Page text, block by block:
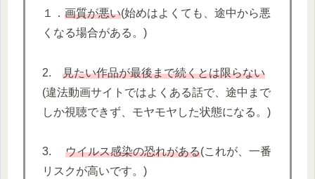
１． 画質が悪い(始めはよくても、途中から悪
くなる場合がある。)
2. 見たい作品が最後まで続くとは限らない
(違法動画サイトではよくある話で、途中まで
しか視聴できず、モヤモヤした状態になる。)
3. ウイルス感染の恐れがある(これが、一番
リスクが高いです。)